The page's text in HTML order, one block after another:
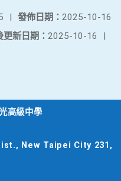
發佈日期： 2025-10-16
|
更新日期： 2025-10-16 |
高級中學
New Taipei City 231,